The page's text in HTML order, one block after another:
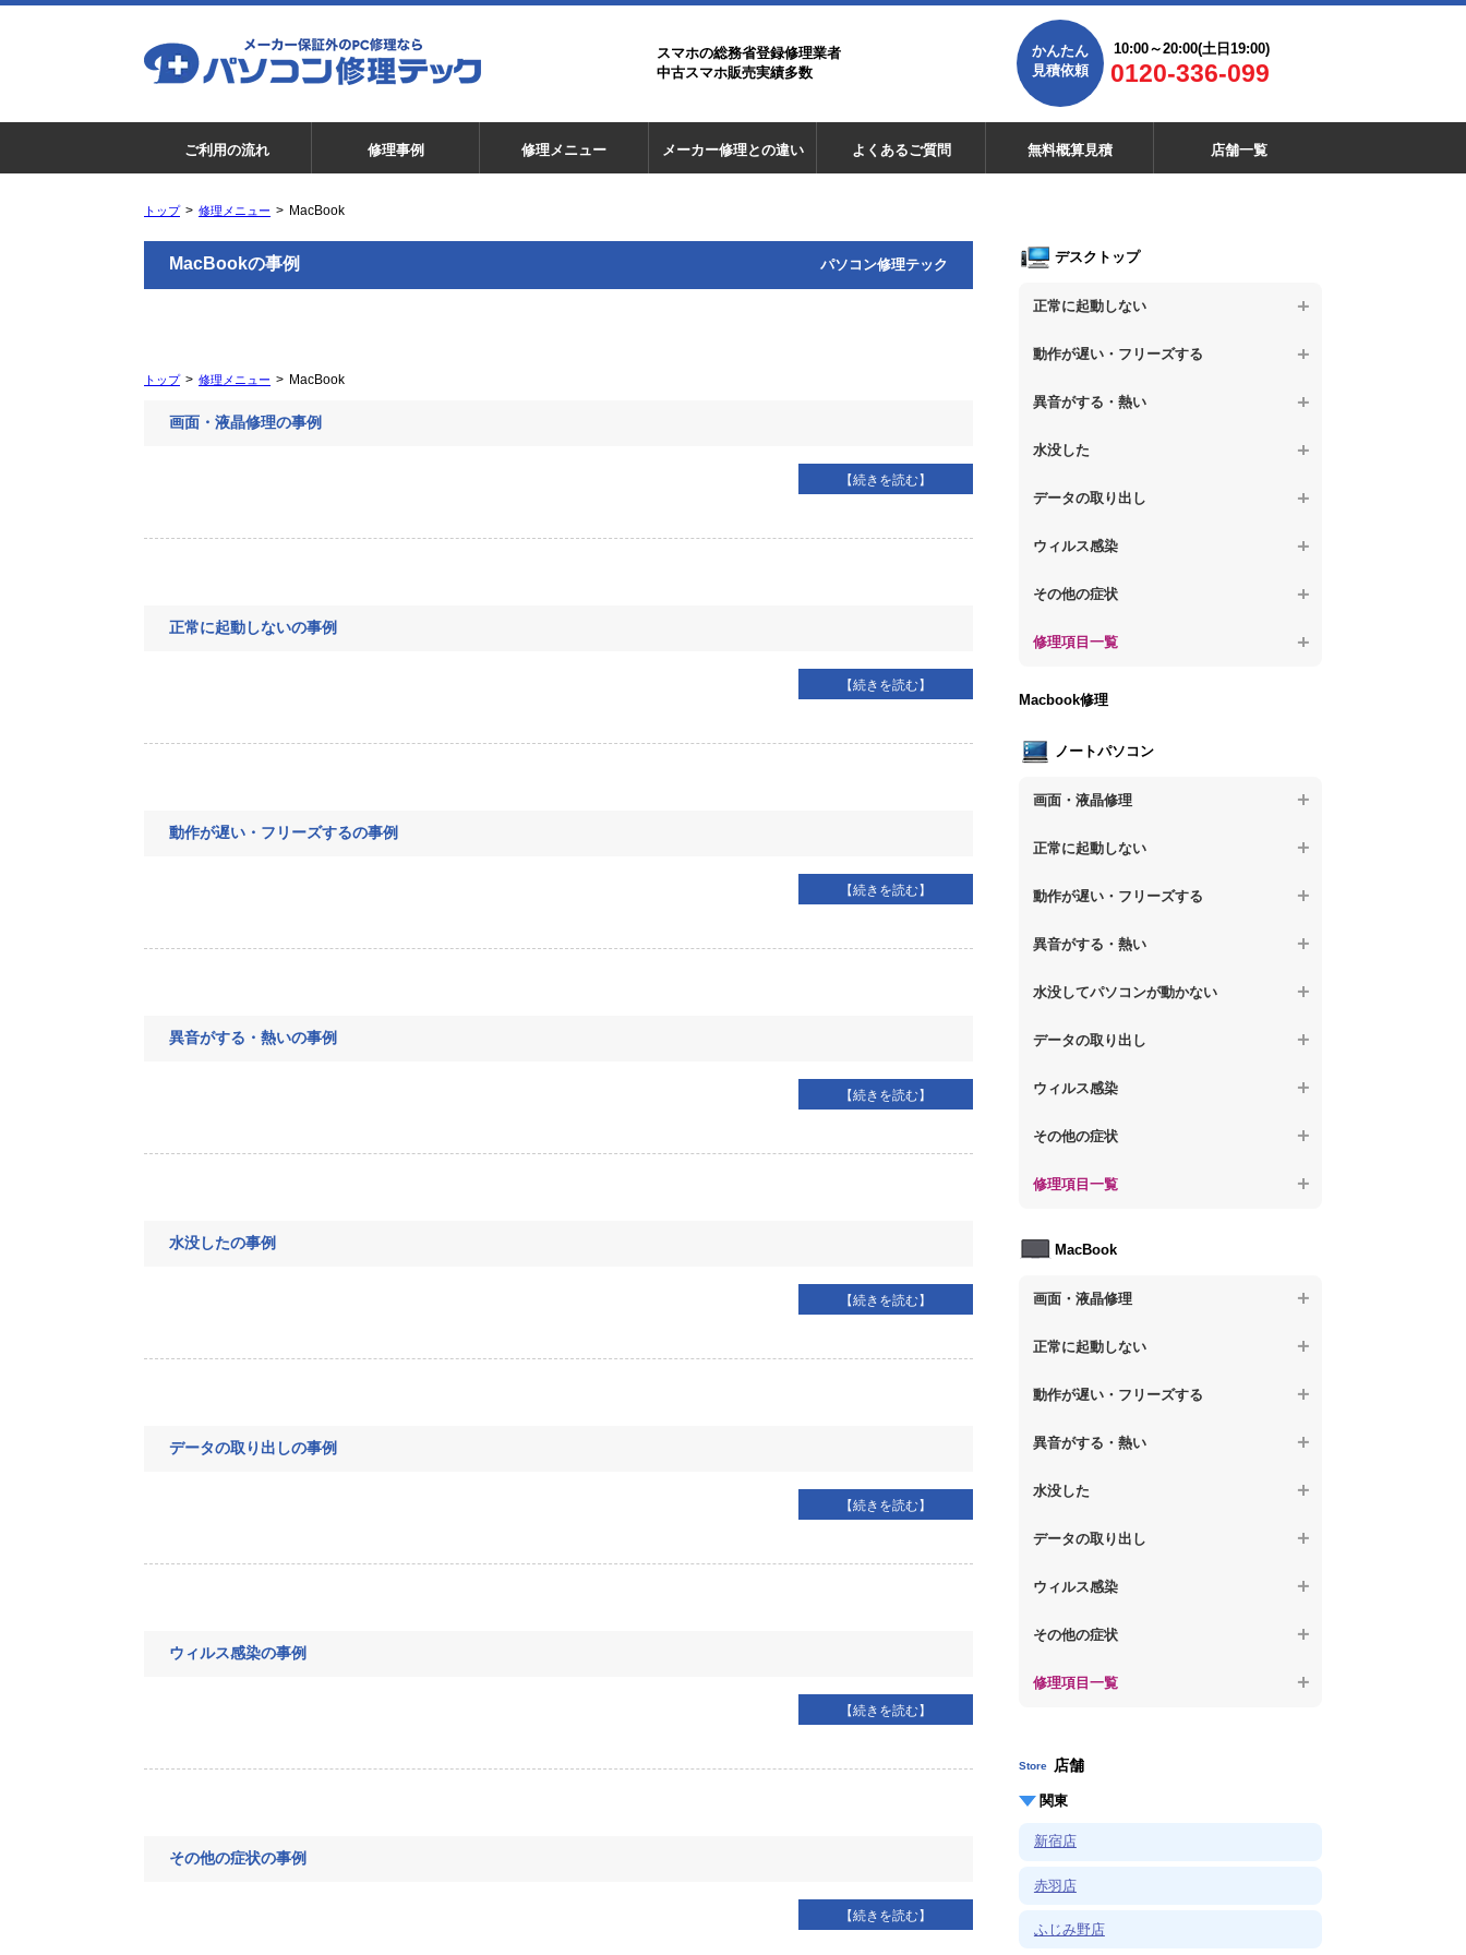
スマホの総務省登録修理業者
中古スマホ販売実績多数
かんたん
見積依頼
10:00～20:00(土日19:00)
0120-336-099
ご利用の流れ 修理事例 修理メニュー メーカー修理との違い よくあるご質問 無料概算見積 店舗一覧
トップ 修理メニュー MacBook
MacBookの事例 パソコン修理テック
トップ 修理メニュー MacBook
画面・液晶修理の事例
【続きを読む】
正常に起動しないの事例
【続きを読む】
動作が遅い・フリーズするの事例
【続きを読む】
異音がする・熱いの事例
【続きを読む】
水没したの事例
【続きを読む】
データの取り出しの事例
【続きを読む】
ウィルス感染の事例
【続きを読む】
その他の症状の事例
【続きを読む】
デスクトップ
正常に起動しない
【デスクトップPC】電源を押しても反応が
【デスクトップPC】電源を入れても何も表
が固まる
返す
【デスクトップPC】修復モードから復旧で
【デスクトップPC】その他の起動しない問
動作が遅い・フリーズする
【デスクトップPC】操作中の動作が遅い
題
異音がする・熱い
【デスクトップPC】パソコンから異音がす
【デスクトップPC】パソコン本体が熱い
【デスクトップPC】異音や熱に関するその
水没した
【デスクトップPC】水没してパソコンが動
データの取り出し
【デスクトップPC】起動しないPCのデー
【デスクトップPC】ログインできないPC
他の問題
ウィルス感染
【デスクトップPC】特定のプログラムを削
【デスクトップPC】ウィルスにより正常動
【デスクトップPC】セキュリティ対策をし
【デスクトップPC】ウィルス感染のその他
の問題
その他の症状
【デスクトップPC】事例紹介
修理項目一覧
【デスクトップPC】電源故障
【デスクトップPC】液晶ディスプレイ交換
【デスクトップPC】マザーボード交換
Macbook修理
ノートパソコン
画面・液晶修理
【ノートパソコン】画面の割れ・破損
正常に起動しない
【ノートパソコン】電源を押しても反応が
【ノートパソコン】電源を押しても何も表
が固まる
り返す
【ノートパソコン】修復モードから復旧で
【ノートパソコン】その他の起動しない問
動作が遅い・フリーズする
【ノートパソコン】操作中の動作が重い
題
異音がする・熱い
【ノートパソコン】パソコンから異音がす
【ノートパソコン】パソコン本体が熱い
【ノートパソコン】異音や熱に関するその
水没してパソコンが動かない
【ノートパソコン】水没してパソコンが動
データの取り出し
【ノートパソコン】起動しないPCのデータ
【ノートパソコン】ログインできないPCの
【ノートパソコン】データ取り出しのその
ウィルス感染
【ノートパソコン】特定のプログラムを削
【ノートパソコン】ウィルスにより正常動
【ノートパソコン】セキュリティ対策をし
【ノートパソコン】ウィルス感染のその他
その他の症状
【ノートパソコン】事例紹介
修理項目一覧
【ノートパソコン】電源故障
【ノートパソコン】液晶ディスプレイ交換
【ノートパソコン】マザーボード修理
MacBook
画面・液晶修理
【macbook】画面の割れ・破損
のノイズが入る、色がおかしい、チラつく
【macbook】症状が選択肢にない、よく分
正常に起動しない
【macbook】電源ボタンを押しても反応が
【macbook】電源は入るが画面は真っ暗で
【macbook】症状が選択肢にない、よく分
動作が遅い・フリーズする
異音がする・熱い
【macbook】パソコンから異音がする
熱風が出ている
【macbook】症状が選択肢にない、よく分
水没した
【macbook】水没してパソコンが動かない
データの取り出し
【macbook】起動しないパソコンのデータ
【macbook】ログインできないパソコンの
ウィルス感染
【macbook】特定のプログラムを削除した
【macbook】症状が選択肢にない、よく分
その他の症状
修理項目一覧
Store 店舗
関東
新宿店
赤羽店
ふじみ野店